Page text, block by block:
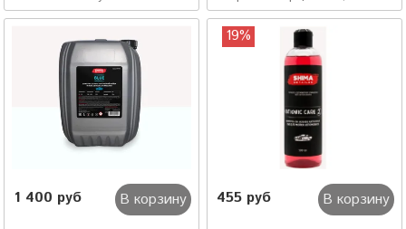
1 400 руб В корзину
19%
455 руб В корзину